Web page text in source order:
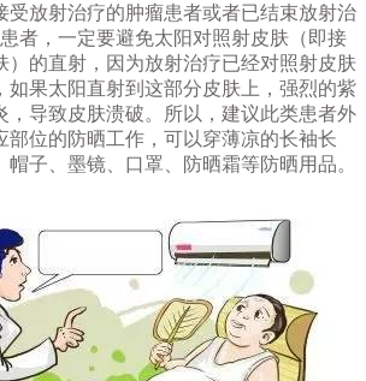
受放射治疗的肿瘤患者或者已结束放射治
者，一定要避免太阳对照射皮肤（即接
）的直射，因为放射治疗已经对照射皮肤
如果太阳直射到这部分皮肤上，强烈的紫
，导致皮肤溃破。所以，建议此类患者外
部位的防晒工作，可以穿薄凉的长袖长
子、墨镜、口罩、防晒霜等防晒用品。